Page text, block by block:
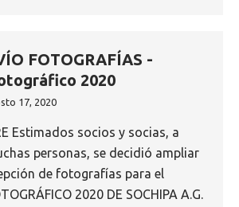
FOTOGRAFÍAS -
2020
17, 2020
Estimados socios y socias, a
personas, se decidió ampliar
de fotografías para el
2020 DE SOCHIPA A.G.